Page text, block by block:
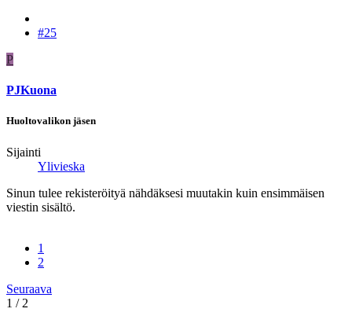
#25
P
PJKuona
Huoltovalikon jäsen
Sijainti
Ylivieska
Sinun tulee rekisteröityä nähdäksesi muutakin kuin ensimmäisen
viestin sisältö.
1
2
Seuraava
1 / 2